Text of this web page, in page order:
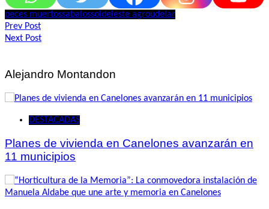
peces muertossabalossoldeleste agroudelar
Navegación
de
Prev Post
Next Post
Alejandro Montandon
DESTACADAS
Planes de vivienda en Canelones avanzarán en
11 municipios